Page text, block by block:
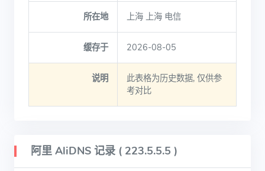
所在地 上海 上海 电信
缓存于 2026-08-05
说明
此表格为历史数据, 仅供参
考对比
阿里 AliDNS 记录 ( 223.5.5.5 )